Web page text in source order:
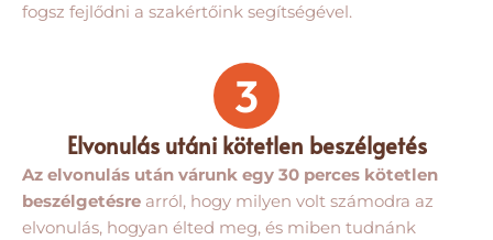
fogsz fejlődni a szakértőink segítségével.
3
Elvonulás utáni kötetlen beszélgetés
Az elvonulás után várunk egy 30 perces kötetlen
beszélgetésre arról, hogy milyen volt számodra az
elvonulás, hogyan élted meg, és miben tudnánk